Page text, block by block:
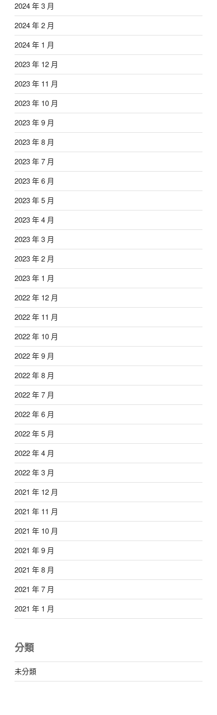
2024 年 3 月
2024 年 2 月
2024 年 1 月
2023 年 12 月
2023 年 11 月
2023 年 10 月
2023 年 9 月
2023 年 8 月
2023 年 7 月
2023 年 6 月
2023 年 5 月
2023 年 4 月
2023 年 3 月
2023 年 2 月
2023 年 1 月
2022 年 12 月
2022 年 11 月
2022 年 10 月
2022 年 9 月
2022 年 8 月
2022 年 7 月
2022 年 6 月
2022 年 5 月
2022 年 4 月
2022 年 3 月
2021 年 12 月
2021 年 11 月
2021 年 10 月
2021 年 9 月
2021 年 8 月
2021 年 7 月
2021 年 1 月
分類
未分類